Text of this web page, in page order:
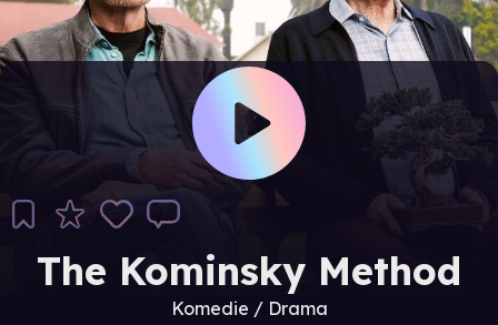
The Kominsky Method
Komedie / Drama